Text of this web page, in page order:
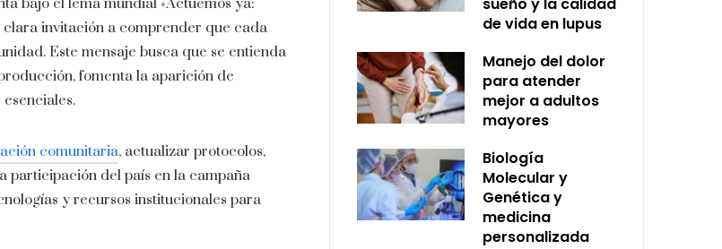
bajo el lema mundial «Actuemos ya:
clara invitación a comprender que cada
Este mensaje busca que se entienda
fomenta la aparición de
comunitaria, actualizar protocolos,
del país en la campaña
y recursos institucionales para
sueño y la calidad
de vida en lupus
Manejo del dolor
para atender
mejor a adultos
mayores
Biología
Molecular y
Genética y
medicina
personalizada